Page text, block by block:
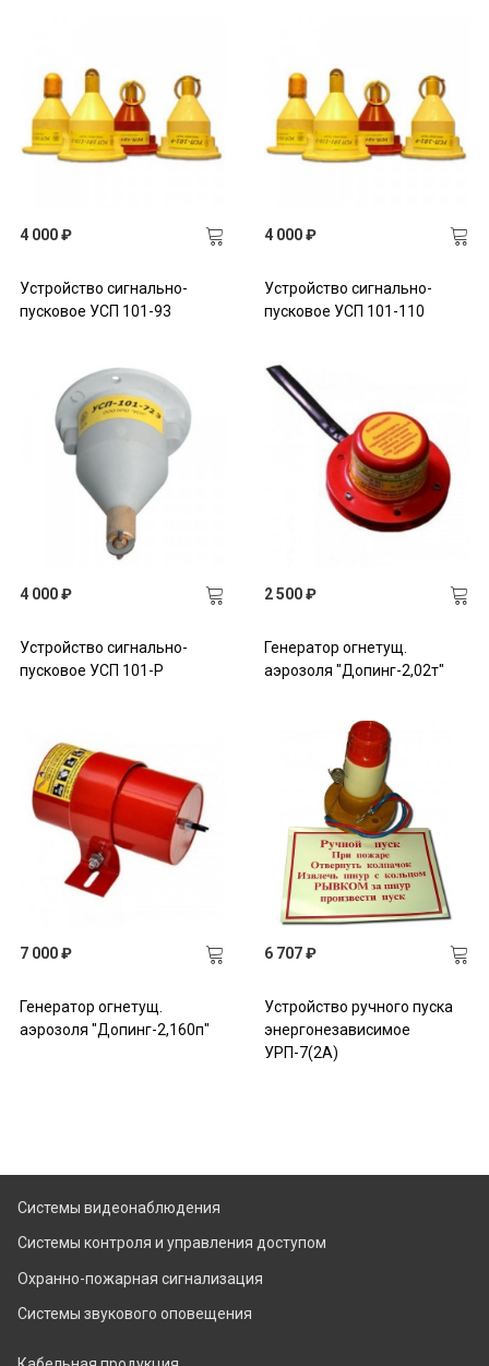
4 000 ₽
Устройство сигнально-
пусковое УСП 101-93
4 000 ₽
Устройство сигнально-
пусковое УСП 101-110
4 000 ₽
Устройство сигнально-
пусковое УСП 101-Р
2 500 ₽
Генератор огнетущ.
аэрозоля "Допинг-2,02т"
7 000 ₽
Генератор огнетущ.
аэрозоля "Допинг-2,160п"
6 707 ₽
Устройство ручного пуска
энергонезависимое
УРП-7(2А)
Системы видеонаблюдения
Системы контроля и управления доступом
Охранно-пожарная сигнализация
Системы звукового оповещения